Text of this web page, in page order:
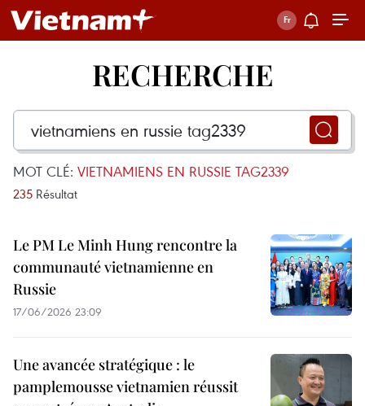
RECHERCHE
MOT CLÉ: VIETNAMIENS EN RUSSIE TAG2339
235 Résultat
Le PM Le Minh Hung rencontre la
communauté vietnamienne en
Russie
17/06/2026 23:09
Une avancée stratégique : le
pamplemousse vietnamien réussit